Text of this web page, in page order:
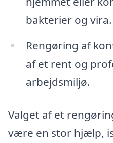
bakterier og vira.
Rengøring af
af et rent og
arbejdsmiljø.
Valget af et
være en stor hjælp,